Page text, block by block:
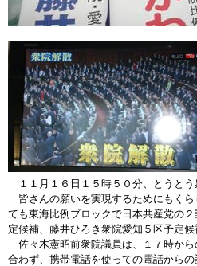
１１月１６日１５時５０分、とうとう
皆さんの願いを実現するためにもく
ても東海比例ブロックで日本共産党の
定候補、藤井ひろき衆院愛知５区予定候
佐々木憲昭前衆院議員は、１７時か
合わず、携帯電話を使っての電話からの